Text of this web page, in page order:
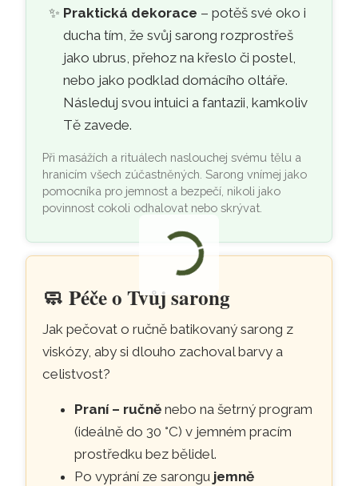
Praktická dekorace – potěš své oko i
ducha tím, že svůj sarong rozprostřeš
jako ubrus, přehoz na křeslo či postel,
nebo jako podklad domácího oltáře.
Následuj svou intuici a fantazii, kamkoliv
Tě zavede.
Při masážích a rituálech naslouchej svému tělu a
hranicím všech zúčastněných. Sarong vnímej jako
pomocníka pro jemnost a bezpečí, nikoli jako
povinnost cokoli odhalovat nebo skrývat.
🧼Péče o Tvůj sarong
Jak pečovat o ručně batikovaný sarong z
viskózy, aby si dlouho zachoval barvy a
celistvost?
Praní – ručně nebo na šetrný program
(ideálně do 30 °C) v jemném pracím
prostředku bez bělidel.
Po vyprání ze sarongu jemně